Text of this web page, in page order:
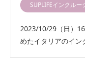
SUPLIFEインクル
2023/10/29（日）
めたイタリアのイ